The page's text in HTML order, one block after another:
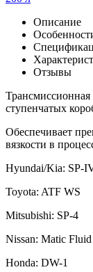
Описание
Отзывы
ступенчатых
Обеспечивает
вязкости в
Hyundai/Kia: SP-
Toyota: ATF WS
Mitsubishi: SP-4
Nissan: Matic Fluid
Honda: DW-1